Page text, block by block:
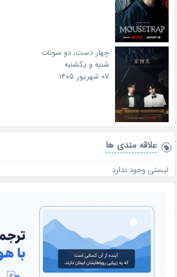
چهار دست، دو سونات
شنبه و یکشنبه
۰۷ شهریور ۱۴۰۵
علاقه‌ مندی ها
لیستی وجود ندارد